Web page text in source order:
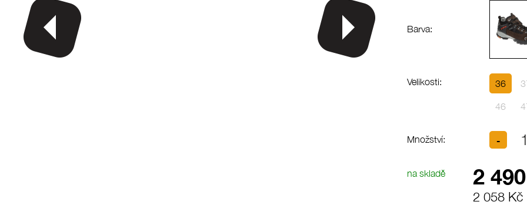
Barva:
Velikosti: 36
46
Množství:
na skladě 2 490
2 058 Kč